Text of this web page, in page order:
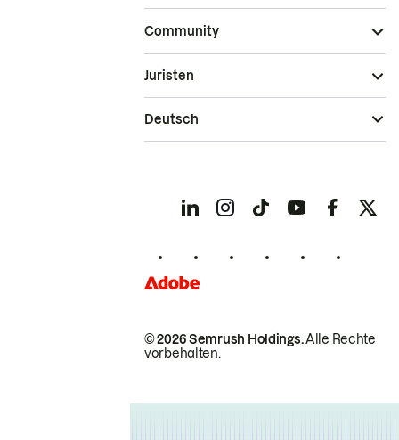
Community
© 2026 Semrush Holdings.Alle Rechte
vorbehalten.
Juristen
Deutsch